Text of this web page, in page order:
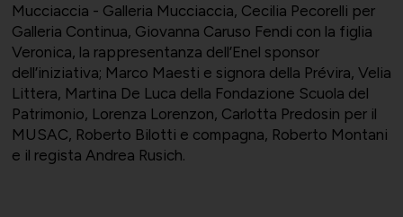
Mucciaccia - Galleria Mucciaccia, Cecilia Pecorelli per
Galleria Continua, Giovanna Caruso Fendi con la figlia
Veronica, la rappresentanza dell’Enel sponsor
dell’iniziativa; Marco Maesti e signora della Prévira, Velia
Littera, Martina De Luca della Fondazione Scuola del
Patrimonio, Lorenza Lorenzon, Carlotta Predosin per il
MUSAC, Roberto Bilotti e compagna, Roberto Montani
e il regista Andrea Rusich.